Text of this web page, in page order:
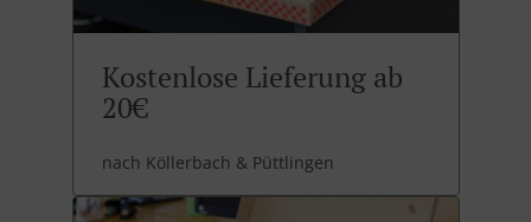
Kostenlose Lieferung ab
20€
nach Köllerbach & Püttlingen